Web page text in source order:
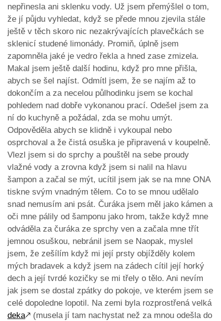
nepřinesla ani sklenku vody. Už jsem přemýšlel o tom,
že jí půjdu vyhledat, když se přede mnou zjevila stále
ještě v těch skoro nic nezakrývajících plavečkách se
sklenicí studené limonády. Promiň, úplně jsem
zapomněla jaké je vedro řekla a hned zase zmizela.
Makal jsem ještě další hodinu, když pro mne přišla,
abych se šel najíst. Odmítl jsem, že se najím až to
dokončím a za necelou půlhodinku jsem se kochal
pohledem nad dobře vykonanou prací. Odešel jsem za
ní do kuchyně a požádal, zda se mohu umýt.
Odpověděla abych se klidně i vykoupal nebo
osprchoval a že čistá osuška je připravená v koupelně.
Vlezl jsem si do sprchy a pouštěl na sebe proudy
vlažné vody a zrovna když jsem si nalil na hlavu
šampon a začal se mýt, ucítil jsem jak se na mne ONA
tiskne svým vnadným tělem. Co to se mnou udělalo
snad nemusím ani psát. Čuráka jsem měl jako kámen a
oči mne pálily od šamponu jako hrom, takže když mne
odváděla za čuráka ze sprchy ven a začala mne třít
jemnou osuškou, nebránil jsem se Naopak, myslel
jsem, že zešílím když mi její prsty objížděly kolem
mých bradavek a když jsem na zádech cítil její horký
dech a její tvrdé kozičky se mi třely o tělo. Ani nevím
jak jsem se dostal zpátky do pokoje, ve kterém jsem se
celé dopoledne lopotil. Na zemi byla rozprostřená velká
deka🡕 (musela jí tam nachystat než za mnou odešla do